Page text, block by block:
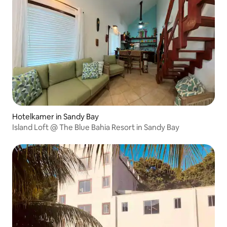
Hotelkamer in Sandy Bay
Island Loft @ The Blue Bahia Resort in Sandy Bay